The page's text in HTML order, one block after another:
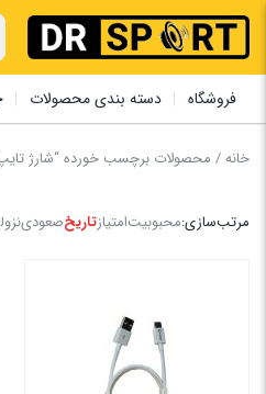
فروشگاه دسته بندی محصولات
خانه/ محصولات برچسب خورده “شارژ
مرتب‌سازی:محبوبیتامتیازتاریخصعودی